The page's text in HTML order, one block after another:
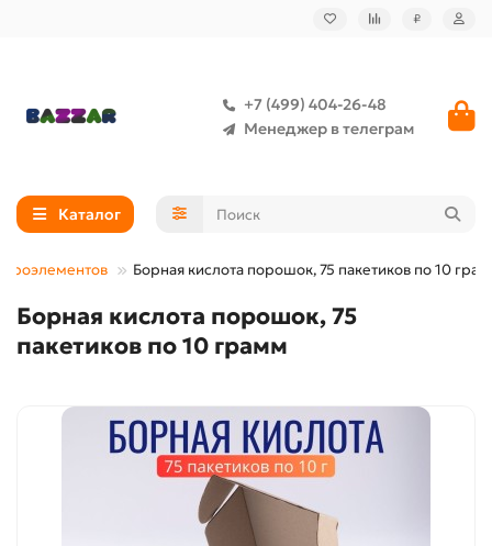
₽
+7 (499) 404-26-48
Менеджер в телеграм
Каталог
Борная кислота порошок, 75 пакетиков по 10
Борная кислота порошок, 75
пакетиков по 10 грамм